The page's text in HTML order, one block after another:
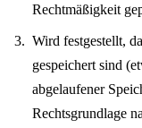
Rechtmäßigkeit
Wird festgestellt,
gespeichert sind
abgelaufener
Rechtsgrundlage